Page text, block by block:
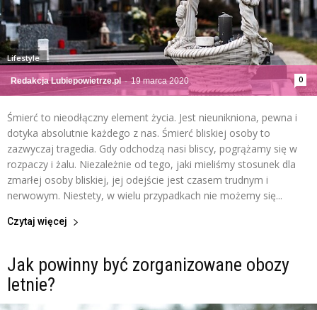
Redakcja Lubiepowietrze.pl - 19 marca 2020 0
Lifestyle
Śmierć to nieodłączny element życia. Jest nieunikniona, pewna i
dotyka absolutnie każdego z nas. Śmierć bliskiej osoby to
zazwyczaj tragedia. Gdy odchodzą nasi bliscy, pogrążamy się w
rozpaczy i żalu. Niezależnie od tego, jaki mieliśmy stosunek dla
zmarłej osoby bliskiej, jej odejście jest czasem trudnym i
nerwowym. Niestety, w wielu przypadkach nie możemy się...
Czytaj więcej
Jak powinny być zorganizowane obozy
letnie?